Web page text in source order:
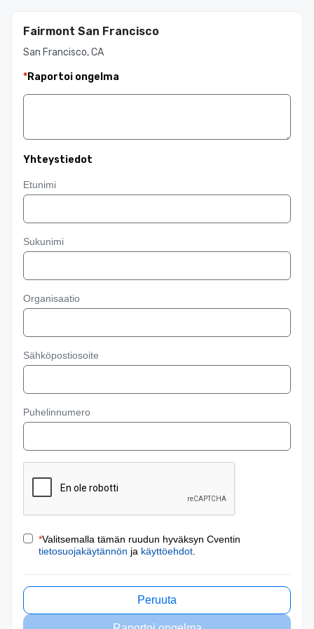
Fairmont San Francisco
San Francisco, CA
*Raportoi ongelma
Yhteystiedot
Etunimi
Sukunimi
Organisaatio
Sähköpostiosoite
Puhelinnumero
*Valitsemalla tämän ruudun hyväksyn Cventin
tietosuojakäytännön ja käyttöehdot
Peruuta